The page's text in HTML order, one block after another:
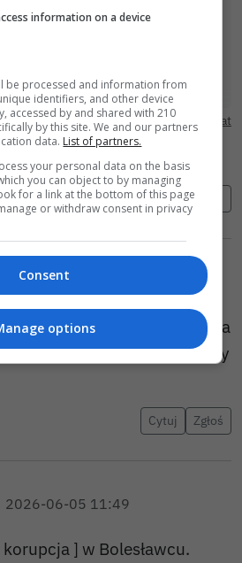
promować zdrowy tryb życia i
Mój syn 17 lat świetnie
nie ma gdzie popływać.
nie nadają się do
tam raz i więcej nie pójdziemy.
kierunek rozwoju. Wszystko
ktore szybko dorastają i
bo tu nie ma co robić. Powiat
drogi 297 na Lwowek. Brak
Okoliczna młodzież też
nie Miasto tętniące życiem tylko
Pokaż cytat
wlasnie miasto
Cytuj Zgłoś
2026-06-04 16:36
ten z zazielenioną wodą i na
Leśny Potok, tak lubiany
Cytuj Zgłoś
2026-06-05 11:49
] w Bolesławcu.
information on a device
be processed and information from
identifiers, and other device
accessed by and shared with 210
by this site. We and our partners
data. List of partners.
your personal data on the basis
you can object to by managing
for a link at the bottom of this page
or withdraw consent in privacy
Consent
options